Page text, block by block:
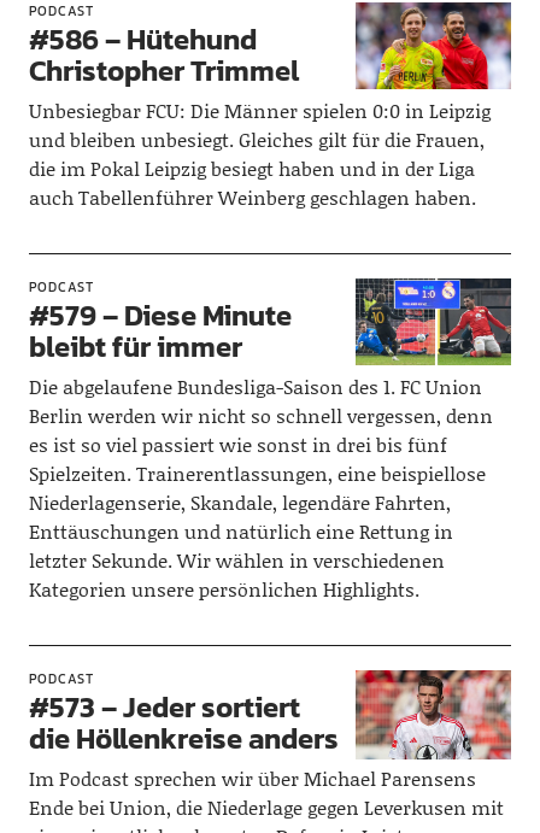
PODCAST
#586 – Hütehund
Christopher Trimmel
Unbesiegbar FCU: Die Männer spielen 0:0 in Leipzig
und bleiben unbesiegt. Gleiches gilt für die Frauen,
die im Pokal Leipzig besiegt haben und in der Liga
auch Tabellenführer Weinberg geschlagen haben.
PODCAST
#579 – Diese Minute
bleibt für immer
Die abgelaufene Bundesliga-Saison des 1. FC Union
Berlin werden wir nicht so schnell vergessen, denn
es ist so viel passiert wie sonst in drei bis fünf
Spielzeiten. Trainerentlassungen, eine beispiellose
Niederlagenserie, Skandale, legendäre Fahrten,
Enttäuschungen und natürlich eine Rettung in
letzter Sekunde. Wir wählen in verschiedenen
Kategorien unsere persönlichen Highlights.
PODCAST
#573 – Jeder sortiert
die Höllenkreise anders
Im Podcast sprechen wir über Michael Parensens
Ende bei Union, die Niederlage gegen Leverkusen mit